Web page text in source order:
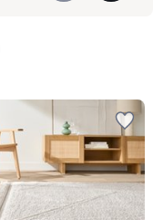
al carrello in pochi
che immaginate.